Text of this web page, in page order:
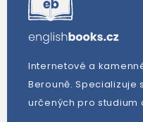
Internetové a
Berouně.
určených pro studium